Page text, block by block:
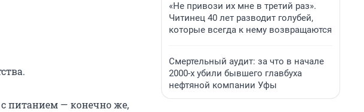
питанием — конечно же,
«Не привози их мне в третий раз».
Читинец 40 лет разводит голубей,
которые всегда к нему возвращаются
Смертельный аудит: за что в начале
2000-х убили бывшего главбуха
нефтяной компании Уфы